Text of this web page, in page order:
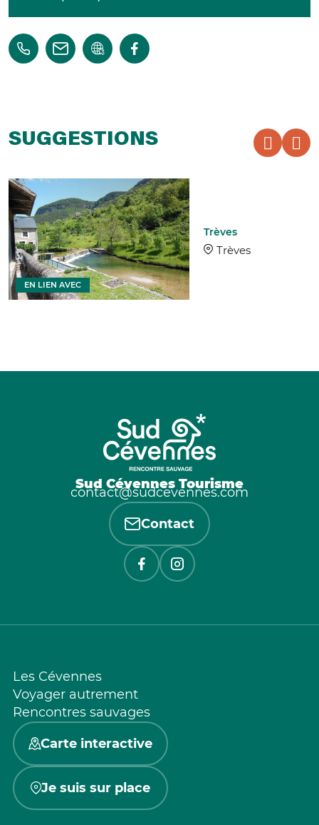
SUGGESTIONS
Trèves
Trèves
EN LIEN AVEC
Sud Cévennes Tourisme
contact@sudcevennes.com
Contact
Les Cévennes
Voyager autrement
Rencontres sauvages
Carte interactive
Je suis sur place